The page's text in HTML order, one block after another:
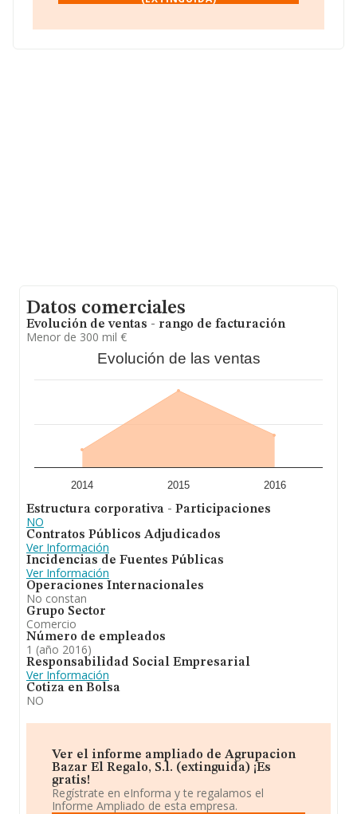
facilita el número de teléfono 933738450.
Datos comerciales
Evolución de ventas - rango de facturación
Menor de 300 mil €
Evolución de las ventas
2014 2015 2016
Estructura corporativa - Participaciones
NO
Contratos Públicos Adjudicados
Ver Información
Incidencias de Fuentes Públicas
Ver Información
Operaciones Internacionales
No constan
Grupo Sector
Comercio
Número de empleados
1 (año 2016)
Responsabilidad Social Empresarial
Ver Información
Cotiza en Bolsa
NO
Ver el informe ampliado de Agrupacion
Bazar El Regalo, S.l. (extinguida) ¡Es
gratis!
Regístrate en eInforma y te regalamos el
Informe Ampliado de esta empresa.